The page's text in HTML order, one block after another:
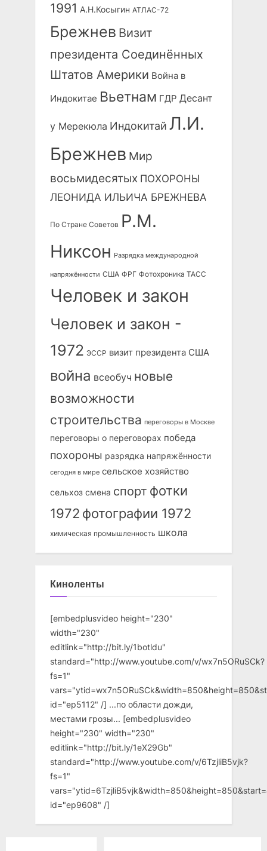
1991 А.Н.Косыгин АТЛАС-72
Брежнев Визит
президента Соединённых
Штатов Америки Война в
Индокитае Вьетнам ГДР Десант
у Мерекюла Индокитай Л.И.
Брежнев Мир
восьмидесятых ПОХОРОНЫ
ЛЕОНИДА ИЛЬИЧА БРЕЖНЕВА
По Стране Советов Р.М.
Никсон Разрядка международной
напряжённости США ФРГ Фотохроника ТАСС
Человек и закон
Человек и закон -
1972 ЭССР визит президента США
война всеобуч новые
возможности
строительства переговоры в Москве
переговоры о переговорах победа
похороны разрядка напряжённости
сегодня в мире сельское хозяйство
сельхоз смена спорт фотки
1972 фотографии 1972
химическая промышленность школа
Киноленты
[embedplusvideo height="230"
width="230"
editlink="http://bit.ly/1botldu"
standard="http://www.youtube.com/v/wx7n5ORuSCk?
fs=1"
id="ep5112" /] ...по области дожди,
местами грозы... [embedplusvideo
height="230" width="230"
editlink="http://bit.ly/1eX29Gb"
standard="http://www.youtube.com/v/6TzjliB5vjk?
fs=1"
id="ep9608" /]